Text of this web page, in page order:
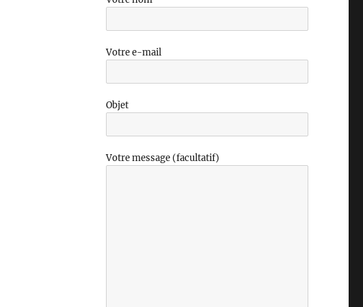
Votre e-mail
Objet
Votre message (facultatif)